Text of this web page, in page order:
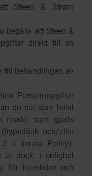
Steen & Strøm
begära att Steen &
direkt till en
till behandlingen av
Personuppgifter
du när som helst
medel som gjorts
och/eller
i denna Policy).
är dock, i enlighet
för framtiden och